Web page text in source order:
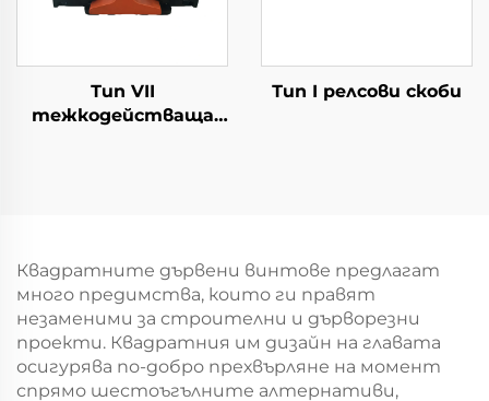
Тип VII
тежкодействаща
Тип I релсови скоби
Квадратните дървени винтове предлагат
много предимства, които ги правят
незаменими за строителни и дърворезни
проекти. Квадратния им дизайн на главата
осигурява по-добро прехвърляне на момент
спрямо шестоъгълните алтернативи,